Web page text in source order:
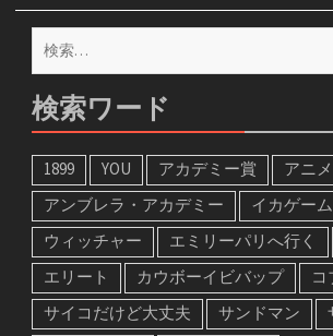
検
索:
検索ワード
1899 YOU アカデミー賞 アニメ
アンブレラ・アカデミー
イカゲーム
ウィッチャー
エミリーパリへ行く
エリート
カウボーイビバップ
コ
サイコだけど大丈夫
サンドマン